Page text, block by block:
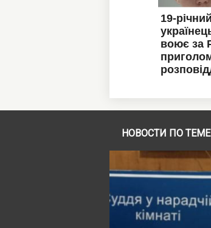
НОВОСТИ ПО ТЕМЕ